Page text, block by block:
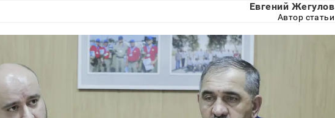
Евгений Жегулов
Автор статьи